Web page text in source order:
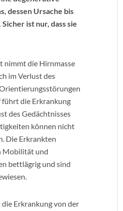
dessen Ursache bis
ist nur, dass sie
nimmt die Hirnmasse
im Verlust des
die Erkrankung
des Gedächtnisses
können nicht
Die Erkrankten
Mobilität und
bettlägrig und sind
Erkrankung von der